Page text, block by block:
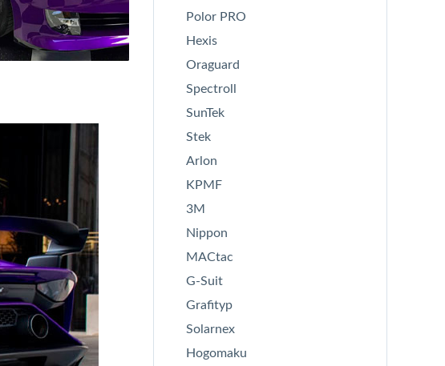
Polor PRO
Hexis
Oraguard
Spectroll
SunTek
Stek
Arlon
KPMF
3M
Nippon
MACtac
G-Suit
Grafityp
Solarnex
Hogomaku